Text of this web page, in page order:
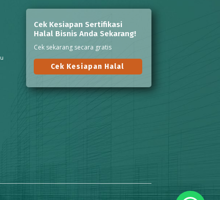
Cek Kesiapan Sertifikasi
Halal Bisnis Anda Sekarang!
Cek sekarang secara gratis
Cek Kesiapan Halal